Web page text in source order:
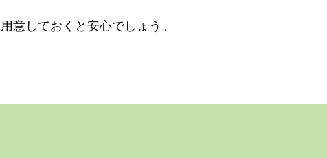
意しておくと安心でしょう。